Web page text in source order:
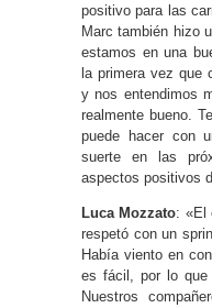
positivo para las
Marc también hizo
estamos en una
la primera vez que
y nos entendimos
realmente bueno.
puede hacer con
suerte en las
aspectos positivos
Luca Mozzato: «El
respetó con un
Había viento en
es fácil, por lo que
Nuestros